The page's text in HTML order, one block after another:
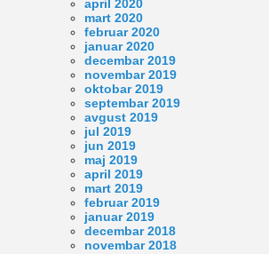
april 2020
mart 2020
februar 2020
januar 2020
decembar 2019
novembar 2019
oktobar 2019
septembar 2019
avgust 2019
jul 2019
jun 2019
maj 2019
april 2019
mart 2019
februar 2019
januar 2019
decembar 2018
novembar 2018